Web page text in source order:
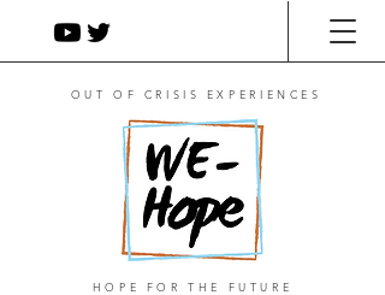
OUT OF CRISIS EXPERIENCES
HOPE FOR THE FUTURE